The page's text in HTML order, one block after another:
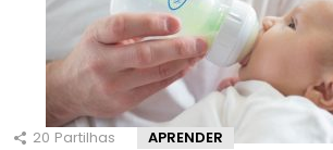
20 Partilhas APRENDER